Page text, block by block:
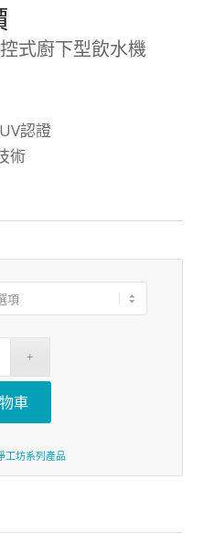
式廚下型飲水機
認證
術
車
工坊系列產品